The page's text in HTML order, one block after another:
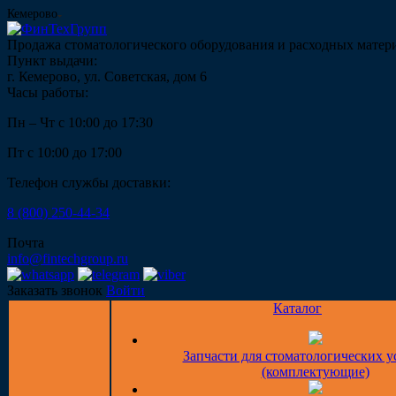
Кемерово
Продажа стоматологического оборудования и расходных
Пункт выдачи:
г. Кемерово, ул. Советская, дом 6
Часы работы:
Пн – Чт с 10:00 до 17:30
Пт с 10:00 до 17:00
Телефон службы доставки:
8 (800) 250-44-34
Почта
info@fintechgroup.ru
Заказать звонок Войти
Каталог
Запчасти для стоматологических
(комплектующие)